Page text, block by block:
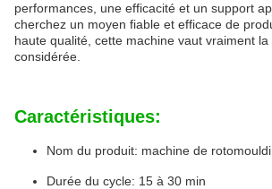
performances, une efficacité et un support
cherchez un moyen fiable et efficace de
haute qualité, cette machine vaut vraiment
considérée.
Caractéristiques:
Nom du produit: machine de
Durée du cycle: 15 à 30 min